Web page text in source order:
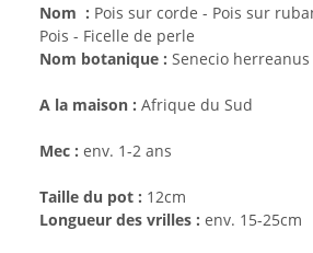
Nom : Pois sur corde - Pois sur
Pois - Ficelle de perle
Nom botanique : Senecio herreanus
A la maison : Afrique du Sud
Mec : env. 1-2 ans
Taille du pot : 12cm
Longueur des vrilles : env. 15-25cm